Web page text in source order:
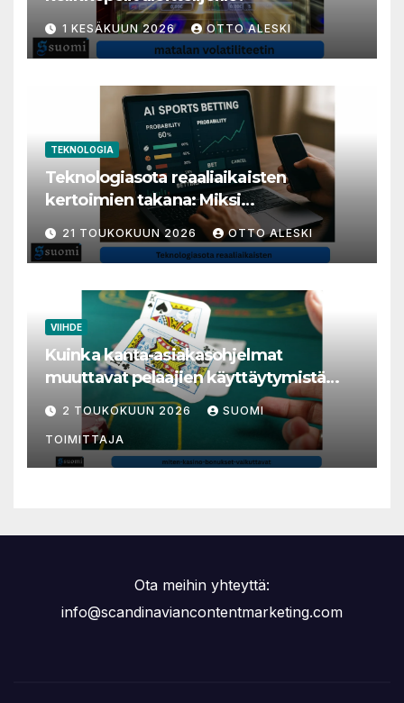
1 KESÄKUUN 2026 OTTO ALESKI
TEKNOLOGIA
Teknologiasota reaaliaikaisten
kertoimien takana: Miksi
millisekunneista tuli livenäpyttelyn
tärkein valuutta
21 TOUKOKUUN 2026 OTTO ALESKI
VIIHDE
Kuinka kanta-asiakasohjelmat
muuttavat pelaajien käyttäytymistä
nettikasinoilla
2 TOUKOKUUN 2026 SUOMI
TOIMITTAJA
Ota meihin yhteyttä:
info@scandinaviancontentmarketing.com